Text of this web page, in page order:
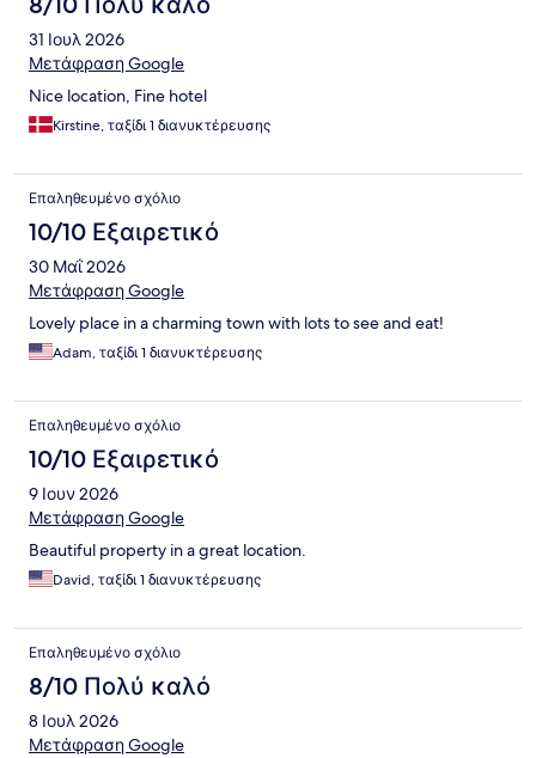
31 Ιουλ 2026
Μετάφραση Google
Nice location, Fine hotel
Kirstine, ταξίδι 1 διανυκτέρευσης
Επαληθευμένο σχόλιο
10/10 Εξαιρετικό
30 Μαΐ 2026
Μετάφραση Google
Lovely place in a charming town with lots to see and eat!
Adam, ταξίδι 1 διανυκτέρευσης
Επαληθευμένο σχόλιο
10/10 Εξαιρετικό
9 Ιουν 2026
Μετάφραση Google
Beautiful property in a great location.
David, ταξίδι 1 διανυκτέρευσης
Επαληθευμένο σχόλιο
8/10 Πολύ καλό
8 Ιουλ 2026
Μετάφραση Google